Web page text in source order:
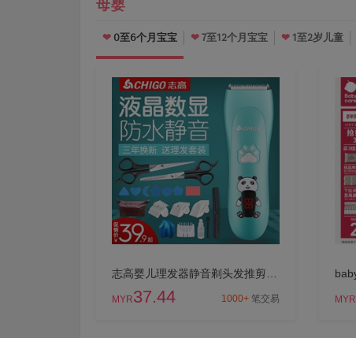
母婴
❤ 0至6个月宝宝 ❤ 7至12个月宝宝 ❤ 1至2岁儿童
MYR37.44 1000+笔交易 MYR